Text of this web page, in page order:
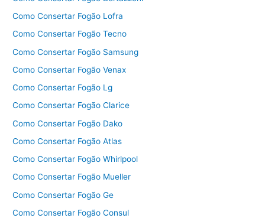
Como Consertar Fogão Lofra
Como Consertar Fogão Tecno
Como Consertar Fogão Samsung
Como Consertar Fogão Venax
Como Consertar Fogão Lg
Como Consertar Fogão Clarice
Como Consertar Fogão Dako
Como Consertar Fogão Atlas
Como Consertar Fogão Whirlpool
Como Consertar Fogão Mueller
Como Consertar Fogão Ge
Como Consertar Fogão Consul